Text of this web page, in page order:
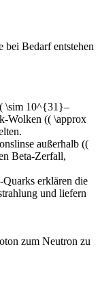
bei Bedarf entstehen
\sim 10^{31}–
Wolken (( \approx
außerhalb ((
Beta-Zerfall,
erklären die
und liefern
zum Neutron zu